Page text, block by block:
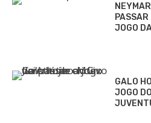
PASSAR
JOGO
GALO
JOGO